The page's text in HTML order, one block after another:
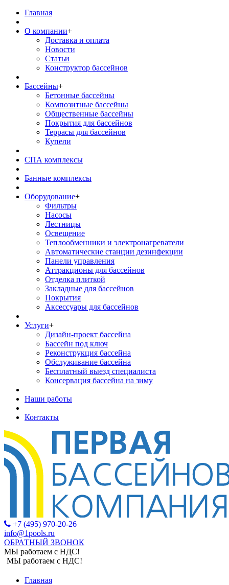
Главная
О компании+
Доставка и оплата
Новости
Статьи
Конструктор бассейнов
Бассейны+
Бетонные бассейны
Композитные бассейны
Общественные бассейны
Покрытия для бассейнов
Террасы для бассейнов
Купели
СПА комплексы
Банные комплексы
Оборудование+
Фильтры
Насосы
Лестницы
Освещение
Теплообменники и электронагреватели
Автоматические станции дезинфекции
Панели управления
Аттракционы для бассейнов
Отделка плиткой
Закладные для бассейнов
Покрытия
Аксессуары для бассейнов
Услуги+
Дизайн-проект бассейна
Бассейн под ключ
Реконструкция бассейна
Обслуживание бассейна
Бесплатный выезд специалиста
Консервация бассейна на зиму
Наши работы
Контакты
+7 (495) 970-20-26
info@1pools.ru
ОБРАТНЫЙ ЗВОНОК
МЫ работаем с НДС!
Главная